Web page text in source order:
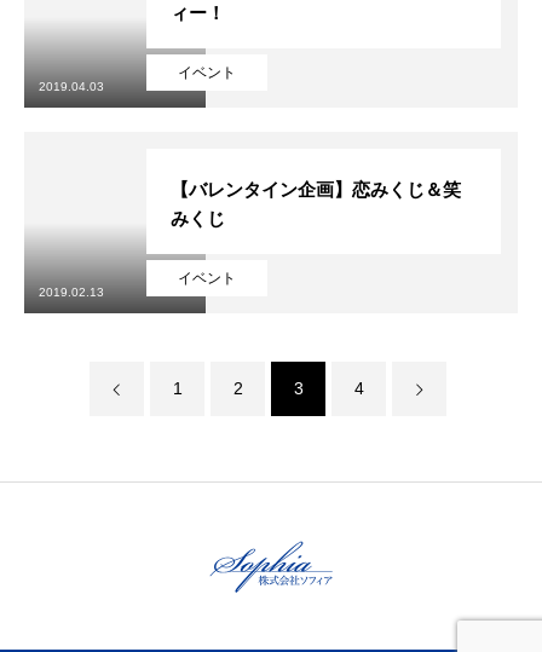
イベント
ィー！
2019.04.03
イベント
【バレンタイン企画】恋みくじ＆笑
みくじ
2019.02.13
1 2 3 4